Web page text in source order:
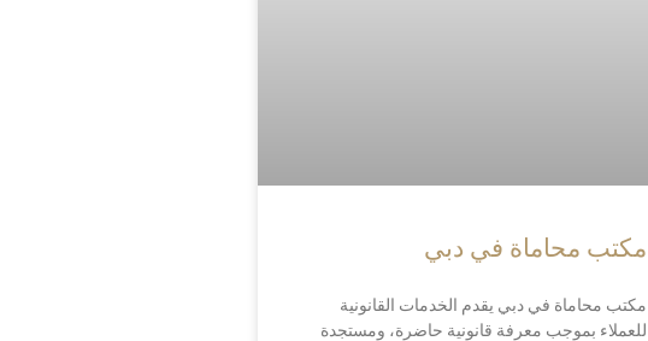
مكتب محاماة في دبي
مكتب محاماة في دبي يقدم الخدمات القانونية
للعملاء بموجب معرفة قانونية حاضرة، ومستجدة